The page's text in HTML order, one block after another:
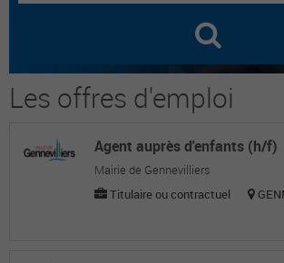
Les offres d'emploi
Agent auprès d'enfants (h/f)
Mairie de Gennevilliers
Titulaire ou contractuel